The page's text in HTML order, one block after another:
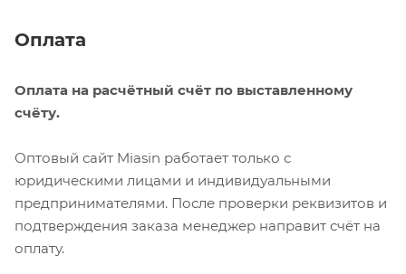
Оплата
Оплата на расчётный счёт по выставленному
счёту.
Оптовый сайт Miasin работает только с
юридическими лицами и индивидуальными
предпринимателями. После проверки реквизитов и
подтверждения заказа менеджер направит счёт на
оплату.